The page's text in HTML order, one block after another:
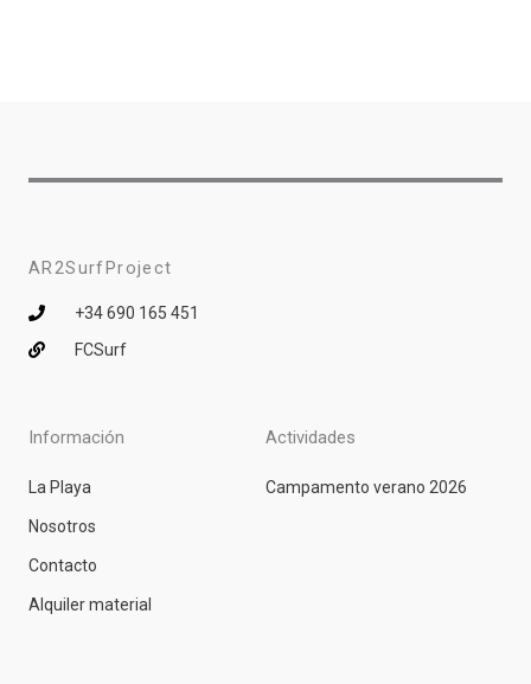
AR2SurfProject
+34 690 165 451
FCSurf
Información
La Playa
Nosotros
Contacto
Alquiler material
Actividades
Campamento verano 2026